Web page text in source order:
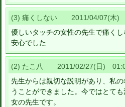
(3) 痛くしない 2011/04/07(木)
優しいタッチの女性の先生で痛く
安心でした
(2) たこ八 2011/02/27(日)
先生からは親切な説明があり、私
うことができました。今ではとて
女の先生です。